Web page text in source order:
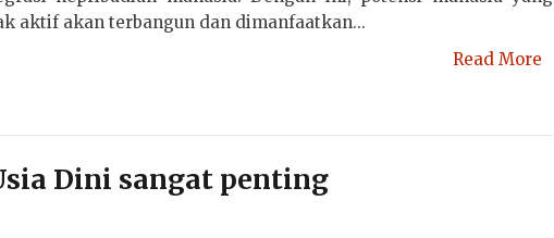
aktif akan terbangun dan dimanfaatkan...
Read More
Dini sangat penting